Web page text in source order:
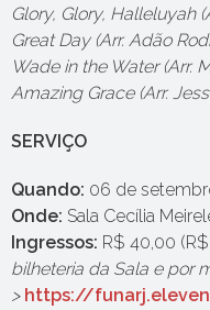
Glory, Glory, Halleluyah
Great Day (Arr. Adão
Wade in the Water (Arr.
Amazing Grace (Arr.
SERVIÇO
Quando: 06 de
Onde: Sala Cecília
Ingressos: R$ 40,00
bilheteria da Sala e por
> https://